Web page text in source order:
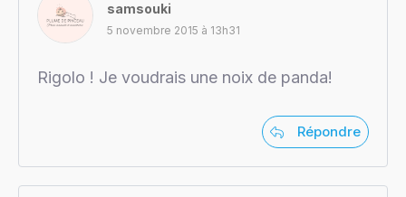
samsouki
5 novembre 2015 à 13h31
Rigolo ! Je voudrais une noix de panda!
Répondre